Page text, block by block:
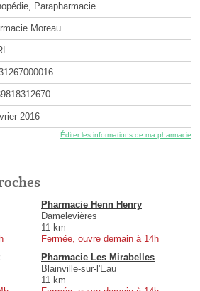
Parapharmacie
Moreau
2016
Éditer les informations de ma pharmacie
Pharmacie Henn Henry
Damelevières
11 km
Fermée, ouvre demain à 14h
Pharmacie Les Mirabelles
Blainville-sur-l'Eau
11 km